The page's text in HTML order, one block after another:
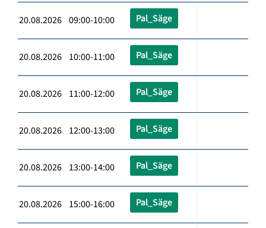
20.08.2026 09:00-10:00 Pal_Säge
20.08.2026 10:00-11:00 Pal_Säge
20.08.2026 11:00-12:00 Pal_Säge
20.08.2026 12:00-13:00 Pal_Säge
20.08.2026 13:00-14:00 Pal_Säge
20.08.2026 15:00-16:00 Pal_Säge